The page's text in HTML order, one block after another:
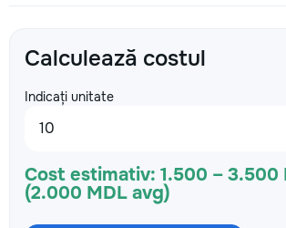
Calculează costul
Indicați unitate
Cost estimativ: 1.500 – 3.500
(2.000 MDL avg)